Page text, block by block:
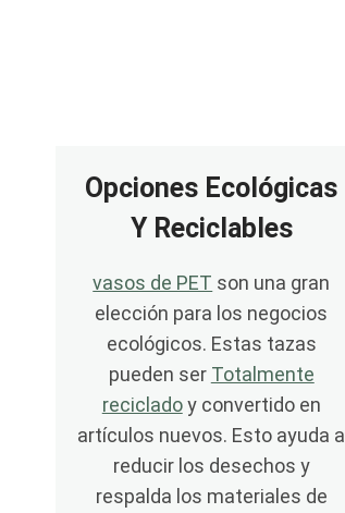
Opciones Ecológicas
Y Reciclables
vasos de PET son una gran
elección para los negocios
ecológicos. Estas tazas
pueden ser Totalmente
recicladoy convertido en
artículos nuevos. Esto ayuda a
reducir los desechos y
respalda los materiales de